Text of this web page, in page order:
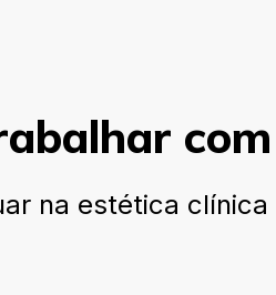
na estética